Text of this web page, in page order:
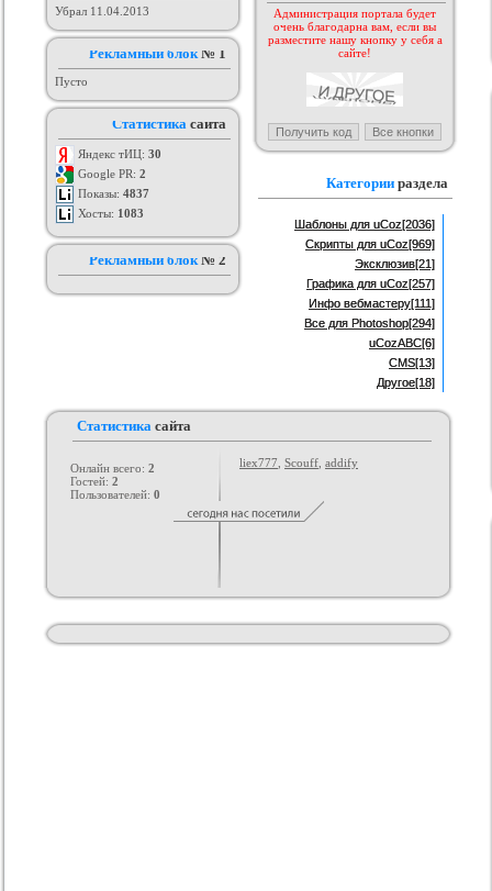
GamingOff
Игровые
РИП шаблона сайта TFiles для
ucoz
Категория :Игровые
Шаблон BsGame для uCoz
Категория :
Убрал 11.04.2013
Рекламный блок№ 1
Пусто
Статистика сайта
Яндекс тИЦ: 30
Google PR: 2
Показы: 4837
Хосты: 1083
Рекламный блок№ 2
Администрация портала будет
очень благодарна вам, если вы
разместите нашу кнопку у себя а
сайте!
Категории раздела
Шаблоны для uCoz[2036]
Скрипты для uCoz[969]
Эксклюзив[21]
Графика для uCoz[257]
Инфо вебмастеру[111]
Все для Photoshop[294]
uCozABC[6]
CMS[13]
Другое[18]
Статистика сайта
Онлайн всего: 2
Гостей: 2
Пользователей: 0
liex777 Scouff addify